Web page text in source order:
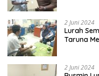
2 Juni 2024
Lurah
Taruna
2 Juni 2024